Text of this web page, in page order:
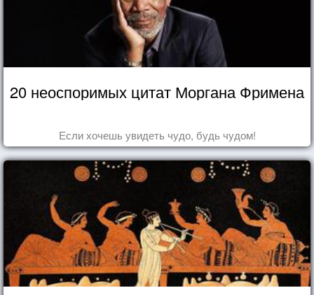
20 неоспоримых цитат Моргана Фримена
Если хочешь увидеть чудо, будь чудом!